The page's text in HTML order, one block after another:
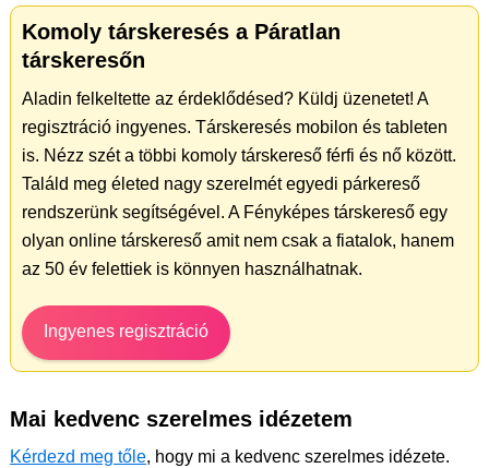
Komoly társkeresés a Páratlan
társkeresőn
Aladin felkeltette az érdeklődésed? Küldj üzenetet! A
regisztráció ingyenes. Társkeresés mobilon és tableten
is. Nézz szét a többi komoly társkereső férfi és nő között.
Találd meg életed nagy szerelmét egyedi párkereső
rendszerünk segítségével. A Fényképes társkereső egy
olyan online társkereső amit nem csak a fiatalok, hanem
az 50 év felettiek is könnyen használhatnak.
Ingyenes regisztráció
Mai kedvenc szerelmes idézetem
Kérdezd meg tőle, hogy mi a kedvenc szerelmes idézete.